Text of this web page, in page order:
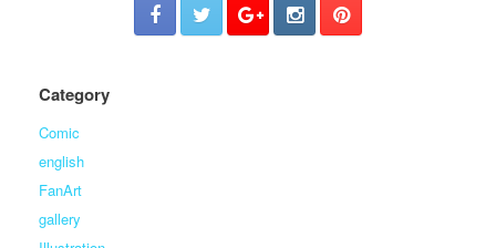
Category
Comic
english
FanArt
gallery